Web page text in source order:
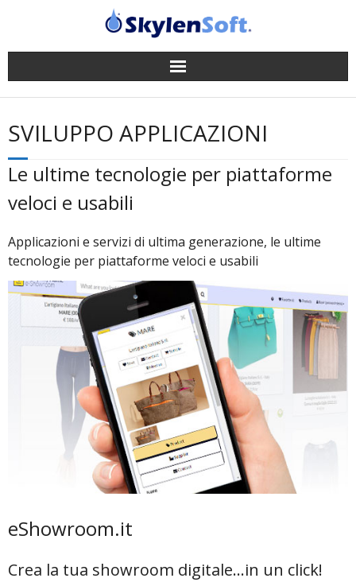
Gestionale
App
Successi
Company
Supporto
SVILUPPO APPLICAZIONI
Le ultime tecnologie per piattaforme
veloci e usabili
Applicazioni e servizi di ultima generazione, le ultime
tecnologie per piattaforme veloci e usabili
eShowroom.it
Crea la tua showroom digitale…in un click!